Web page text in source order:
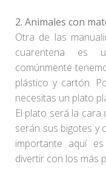
2. Animales con
Otra de las
cuarentena es
comúnmente
plástico y cartón.
necesitas un plato
El plato será la
serán sus bigotes y
importante aquí
divertir con los más